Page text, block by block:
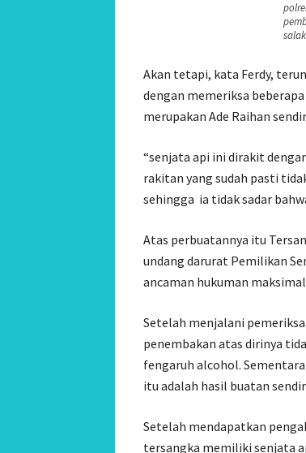
Akan tetapi, kata Ferdy,
dengan memeriksa
merupakan Ade Raihan
“senjata api ini dirakit
rakitan yang sudah pasti
sehingga ia tidak sadar
Atas perbuatannya itu
undang darurat Pemilikan
ancaman hukuman maksimal
Setelah menjalani
penembakan atas dirinya
fengaruh alcohol.
itu adalah hasil buatan
Setelah mendapatkan
tersangka memiliki senjata